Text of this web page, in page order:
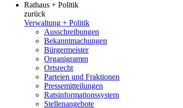
Rathaus + Politik
zurück
Verwaltung + Politik
Ausschreibungen
Bekanntmachungen
Bürgermeister
Organigramm
Ortsrecht
Parteien und Fraktionen
Pressemitteilungen
Ratsinformationssystem
Stellenangebote